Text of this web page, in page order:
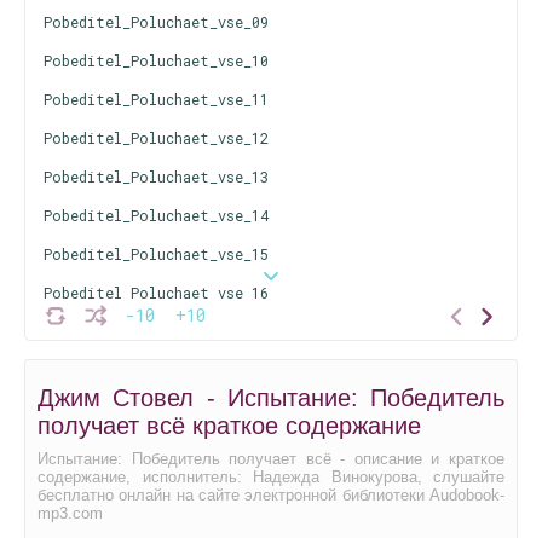
-10 +10
Pobeditel_Poluchaet_vse_09
Pobeditel_Poluchaet_vse_10
Pobeditel_Poluchaet_vse_11
Pobeditel_Poluchaet_vse_12
Pobeditel_Poluchaet_vse_13
Pobeditel_Poluchaet_vse_14
Pobeditel_Poluchaet_vse_15
Pobeditel_Poluchaet_vse_16
Pobeditel_Poluchaet_vse_17
Pobeditel_Poluchaet_vse_19
Pobeditel_Poluchaet_vse_21
Pobeditel_Poluchaet_vse_22
Джим Стовел - Испытание: Победитель
получает всё краткое содержание
Испытание: Победитель получает всё - описание и краткое
содержание, исполнитель: Надежда Винокурова, слушайте
бесплатно онлайн на сайте электронной библиотеки Audobook-
mp3.com